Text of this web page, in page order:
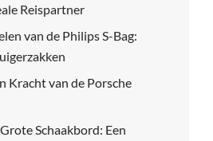
Reispartner
van de Philips S-Bag:
Kracht van de Porsche
Schaakbord: Een